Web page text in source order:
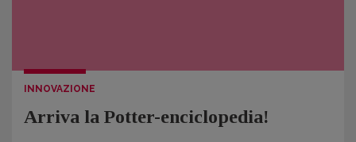
INNOVAZIONE
Arriva la Potter-enciclopedia!